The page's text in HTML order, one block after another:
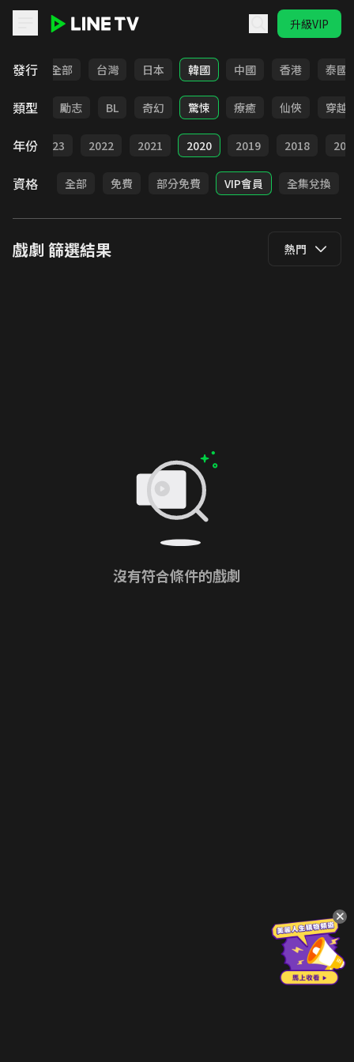
升級VIP
發行 全部 台灣 日本 韓國 中國 香港 泰國
類型
喜劇 勵志 BL 奇幻 驚悚 療癒 仙俠 穿越
年份 2023 2022 2021 2020 2019 2018
資格 全部 免費 部分免費 VIP會員 全集兌換
戲劇 篩選結果 熱門
沒有符合條件的戲劇